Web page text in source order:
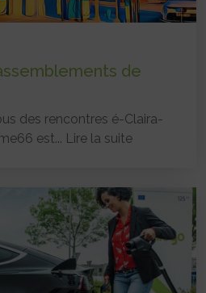
de
des rencontres é-Claira-
est... Lire la suite